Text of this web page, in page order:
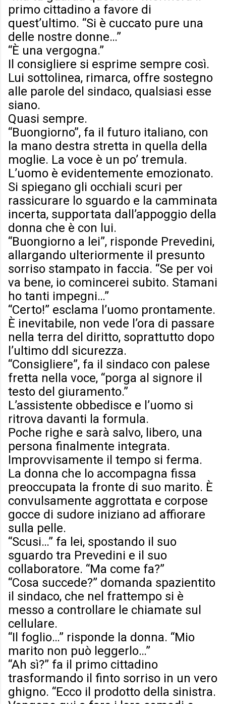
primo cittadino a favore di
quest’ultimo. “Si è cuccato pure una
delle nostre donne…”
“È una vergogna.”
Il consigliere si esprime sempre così.
Lui sottolinea, rimarca, offre sostegno
alle parole del sindaco, qualsiasi esse
siano.
Quasi sempre.
“Buongiorno”, fa il futuro italiano, con
la mano destra stretta in quella della
moglie. La voce è un po’ tremula.
L’uomo è evidentemente emozionato.
Si spiegano gli occhiali scuri per
rassicurare lo sguardo e la camminata
incerta, supportata dall’appoggio della
donna che è con lui.
“Buongiorno a lei”, risponde Prevedini,
allargando ulteriormente il presunto
sorriso stampato in faccia. “Se per voi
va bene, io comincerei subito. Stamani
ho tanti impegni…”
“Certo!” esclama l’uomo prontamente.
È inevitabile, non vede l’ora di passare
nella terra del diritto, soprattutto dopo
l’ultimo ddl sicurezza.
“Consigliere”, fa il sindaco con palese
fretta nella voce, “porga al signore il
testo del giuramento.”
L’assistente obbedisce e l’uomo si
ritrova davanti la formula.
Poche righe e sarà salvo, libero, una
persona finalmente integrata.
Improvvisamente il tempo si ferma.
La donna che lo accompagna fissa
preoccupata la fronte di suo marito. È
convulsamente aggrottata e corpose
gocce di sudore iniziano ad affiorare
sulla pelle.
“Scusi…” fa lei, spostando il suo
sguardo tra Prevedini e il suo
collaboratore. “Ma come fa?”
“Cosa succede?” domanda spazientito
il sindaco, che nel frattempo si è
messo a controllare le chiamate sul
cellulare.
“Il foglio…” risponde la donna. “Mio
marito non può leggerlo…”
“Ah sì?” fa il primo cittadino
trasformando il finto sorriso in un vero
ghigno. “Ecco il prodotto della sinistra.